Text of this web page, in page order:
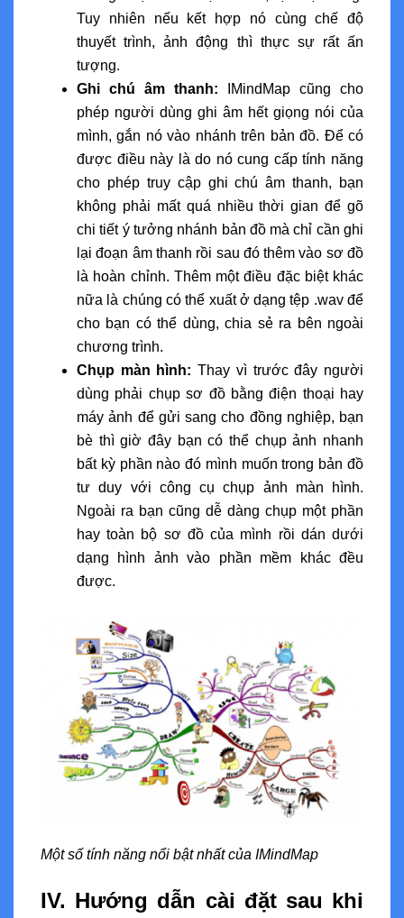
Tuy nhiên nếu kết hợp nó cùng chế độ
thuyết trình, ảnh động thì thực sự rất ấn
tượng.
Ghi chú âm thanh: IMindMap cũng cho
phép người dùng ghi âm hết giọng nói của
mình, gắn nó vào nhánh trên bản đồ. Để có
được điều này là do nó cung cấp tính năng
cho phép truy cập ghi chú âm thanh, bạn
không phải mất quá nhiều thời gian để gõ
chi tiết ý tưởng nhánh bản đồ mà chỉ cần ghi
lại đoạn âm thanh rồi sau đó thêm vào sơ đồ
là hoàn chỉnh. Thêm một điều đặc biệt khác
nữa là chúng có thể xuất ở dạng tệp .wav để
cho bạn có thể dùng, chia sẻ ra bên ngoài
chương trình.
Chụp màn hình: Thay vì trước đây người
dùng phải chụp sơ đồ bằng điện thoại hay
máy ảnh để gửi sang cho đồng nghiệp, bạn
bè thì giờ đây bạn có thể chụp ảnh nhanh
bất kỳ phần nào đó mình muốn trong bản đồ
tư duy với công cụ chụp ảnh màn hình.
Ngoài ra bạn cũng dễ dàng chụp một phần
hay toàn bộ sơ đồ của mình rồi dán dưới
dạng hình ảnh vào phần mềm khác đều
được.
Một số tính năng nổi bật nhất của IMindMap
IV. Hướng dẫn cài đặt sau khi